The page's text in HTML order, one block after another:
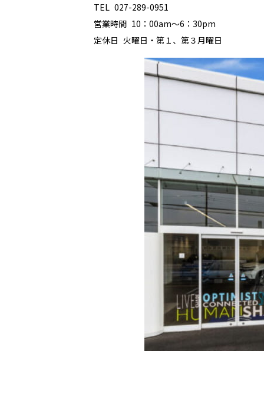
TEL 027-289-0951
営業時間 10：00am〜6：30pm
定休日 火曜日・第１、第３月曜日